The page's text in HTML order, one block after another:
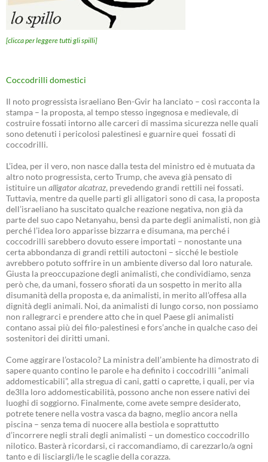
[clicca per leggere tutti gli spilli]
Coccodrilli domestici
Il noto progressista israeliano Ben-Gvir ha lanciato – così racconta la
stampa – la proposta, al tempo stesso ingegnosa e medievale, di
costruire fossati intorno alle carceri di massima sicurezza nelle quali
sono detenuti i pericolosi palestinesi e guarnire quei fossati di
coccodrilli.
L’idea, per il vero, non nasce dalla testa del ministro ed è mutuata da
altro noto progressista, certo Trump, che aveva già pensato di
istituire un alligator alcatraz, prevedendo grandi rettili nei fossati.
Tuttavia, mentre da quelle parti gli alligatori sono di casa, la proposta
dell’israeliano ha suscitato qualche reazione negativa, non già da
parte del suo capo Netanyahu, bensì da parte degli animalisti, non già
perché l’idea loro apparisse bizzarra e disumana, ma perché i
coccodrilli sarebbero dovuto essere importati – nonostante una
certa abbondanza di grandi rettili autoctoni – sicché le bestiole
avrebbero potuto soffrire in un ambiente diverso dal loro naturale.
Giusta la preoccupazione degli animalisti, che condividiamo, senza
però che, da umani, fossero sfiorati da un sospetto in merito alla
disumanità della proposta e, da animalisti, in merito all’offesa alla
dignità degli animali. Noi, da animalisti di lungo corso, non possiamo
non rallegrarci e prendere atto che in quel Paese gli animalisti
contano assai più dei filo-palestinesi e fors’anche in qualche caso dei
sostenitori dei diritti umani.
Come aggirare l’ostacolo? La ministra dell’ambiente ha dimostrato di
sapere quanto contino le parole e ha definito i coccodrilli “animali
addomesticabili”, alla stregua di cani, gatti o caprette, i quali, per via
de3lla loro addomesticabilità, possono anche non essere nativi dei
luoghi di soggiorno. Finalmente, come avete sempre desiderato,
potrete tenere nella vostra vasca da bagno, meglio ancora nella
piscina – senza tema di nuocere alla bestiola e soprattutto
d’incorrere negli strali degli animalisti – un domestico coccodrillo
nilotico. Basterà ricordarsi, ci raccomandiamo, di carezzarlo/a ogni
tanto e di lisciargli/le le scaglie della corazza.